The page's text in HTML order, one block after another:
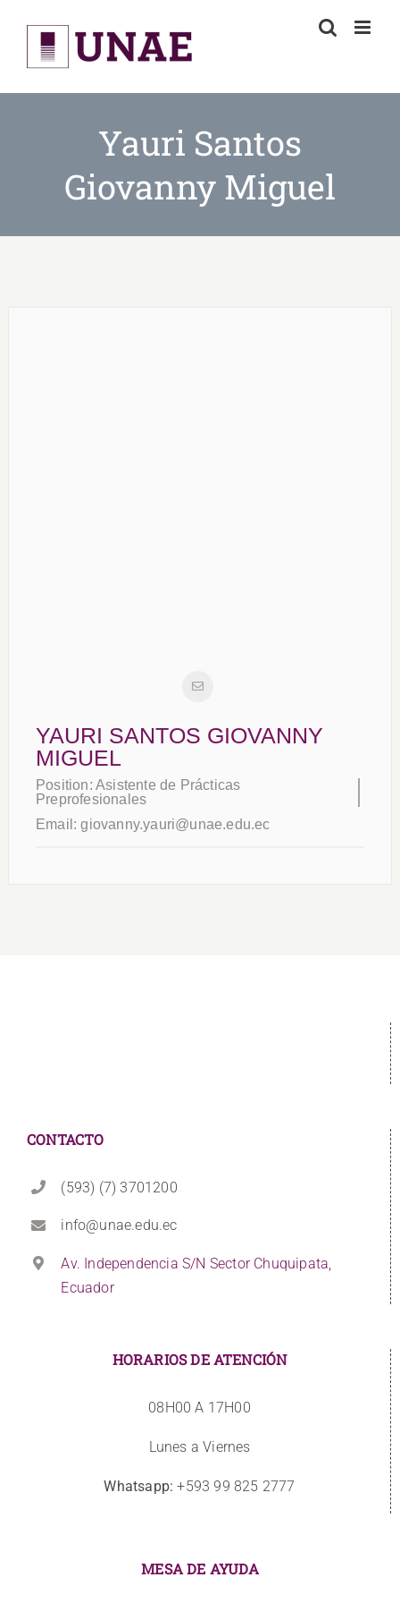
content
Yauri Santos
Giovanny Miguel
YAURI SANTOS GIOVANNY
MIGUEL
Position: Asistente de Prácticas
Preprofesionales
Email:giovanny.yauri@unae.edu.ec
CONTACTO
(593) (7) 3701200
info@unae.edu.ec
Av. Independencia S/N Sector Chuquipata,
Ecuador
HORARIOS DE ATENCIÓN
08H00 A 17H00
Lunes a Viernes
Whatsapp: +593 99 825 2777
MESA DE AYUDA